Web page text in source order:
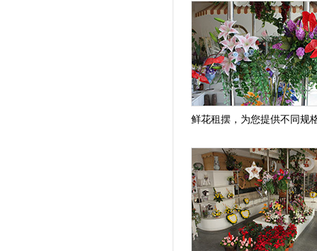
鲜花租摆，为您提供不同规